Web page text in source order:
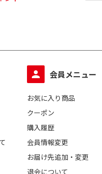
会員メニュー
お気に入り商品
クーポン
購入履歴
会員情報変更
お届け先追加・変更
退会について